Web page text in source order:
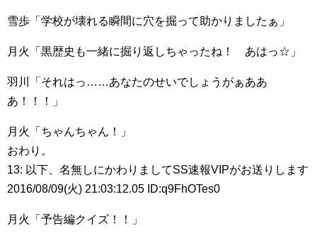
雪歩「学校が壊れる瞬間に穴を掘って助かりましたぁ」
月火「黒歴史も一緒に掘り返しちゃったね！ あはっ☆」
羽川「それはっ……あなたのせいでしょうがぁああ
あ！！！」
月火「ちゃんちゃん！」
おわり。
13: 以下、名無しにかわりましてSS速報VIPがお送りします
2016/08/09(火) 21:03:12.05 ID:q9FhOTes0
月火「予告編クイズ！！」